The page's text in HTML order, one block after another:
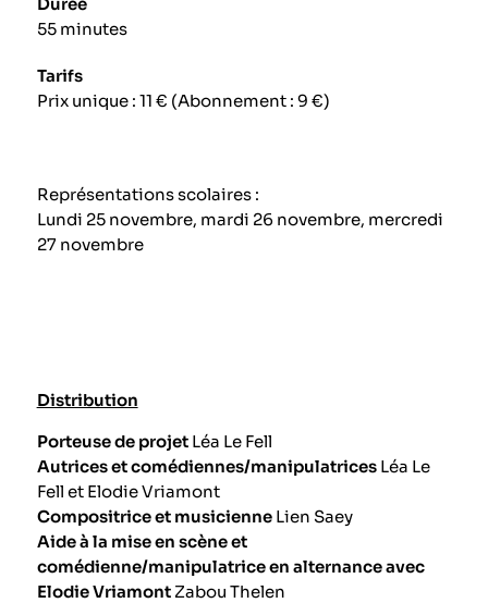
55 minutes
Tarifs
Prix unique : 11 € (Abonnement : 9 €)
Représentations scolaires :
Lundi 25 novembre, mardi 26 novembre, mercredi
27 novembre
Distribution
Porteuse de projet Léa Le Fell
Autrices et comédiennes/manipulatricesLéa Le
Fell et Elodie Vriamont
Compositrice et musicienneLien Saey
Aide à la mise en scène et
comédienne/manipulatrice en alternance avec
Elodie VriamontZabou Thelen